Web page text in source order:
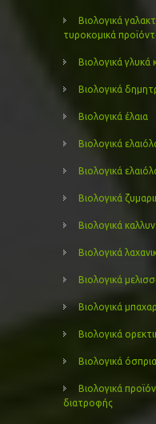
Βιολογικά
τυροκομικά
Βιολογικά γλυκά
Βιολογικά
Βιολογικά έλαια
Βιολογικά
Βιολογικά
Βιολογικά
Βιολογικά
Βιολογικά
Βιολογικά
Βιολογικά
Βιολογικά
Βιολογικά όσπρια
Βιολογικά
διατροφής